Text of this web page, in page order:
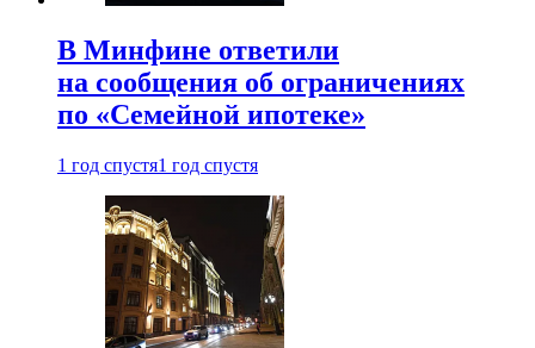
В Минфине ответили
на сообщения об ограничениях
по «Семейной ипотеке»
1 год спустя1 год спустя